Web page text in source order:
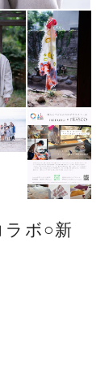
ラボ○新